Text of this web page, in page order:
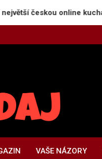
online kuchařku
VAŠE NÁZORY